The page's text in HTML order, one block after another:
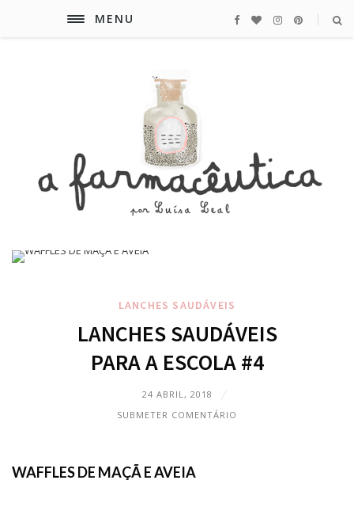
MENU
LANCHES SAUDÁVEIS
LANCHES SAUDÁVEIS
PARA A ESCOLA #4
24 ABRIL, 2018
SUBMETER COMENTÁRIO
WAFFLES DE MAÇÃ E AVEIA